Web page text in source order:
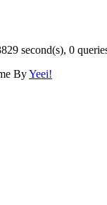
second(s), 0
ByYeei!